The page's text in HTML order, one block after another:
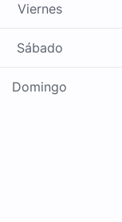
Viernes
Sábado
Domingo